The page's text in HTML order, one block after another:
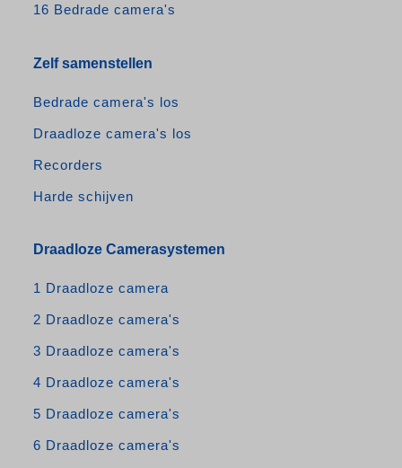
16 Bedrade camera's
Zelf samenstellen
Bedrade camera's los
Draadloze camera's los
Recorders
Harde schijven
Draadloze Camerasystemen
1 Draadloze camera
2 Draadloze camera's
3 Draadloze camera's
4 Draadloze camera's
5 Draadloze camera's
6 Draadloze camera's